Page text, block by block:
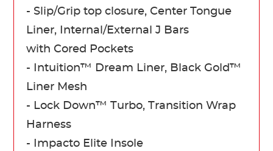
- Slip/Grip top closure, Center Tongue
Liner, Internal/External J Bars
with Cored Pockets
- Intuition™ Dream Liner, Black Gold™
Liner Mesh
- Lock Down™ Turbo, Transition Wrap
Harness
- Impacto Elite Insole